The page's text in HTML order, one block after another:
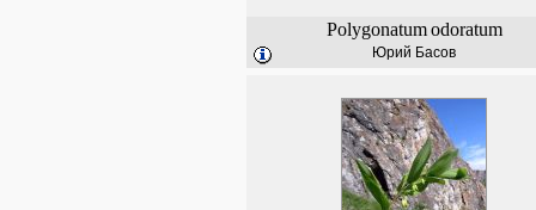
Polygonatum odoratum
Юрий Басов